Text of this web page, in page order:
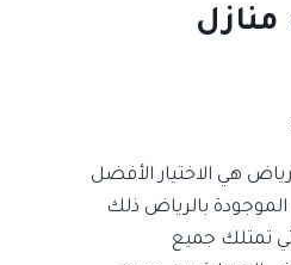
هي الاختيار الأفضل
بالرياض ذلك
تمتلك جميع